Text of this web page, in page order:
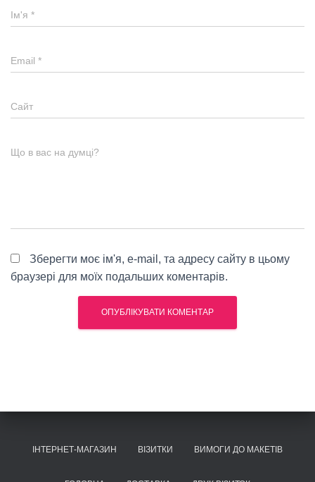
Ім'я *
Email *
Сайт
Що в вас на думці?
Зберегти моє ім'я, e-mail, та адресу сайту в цьому
браузері для моїх подальших коментарів.
ІНТЕРНЕТ-МАГАЗИН ВІЗИТКИ ВИМОГИ ДО МАКЕТІВ